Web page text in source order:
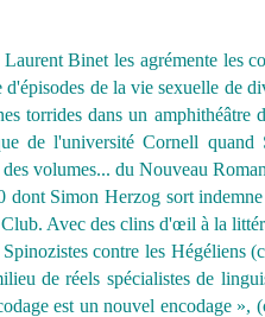
Binet les agrémente les
de la vie sexuelle de
torrides dans un amphithéâtre
de l'université Cornell quand
volumes... du Nouveau
dont Simon Herzog sort
Avec des clins d'œil à la
contre les Hégéliens
de réels spécialistes de
est un nouvel encodage »,